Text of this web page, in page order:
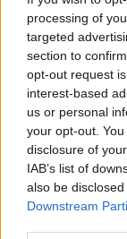
processing of
targeted
section to
opt-out request
interest-based
us or personal
your opt-out.
disclosure of
IAB’s list of
also be
Downstream
Comentari:
Deseu el meu